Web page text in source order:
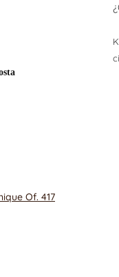
Of. 417